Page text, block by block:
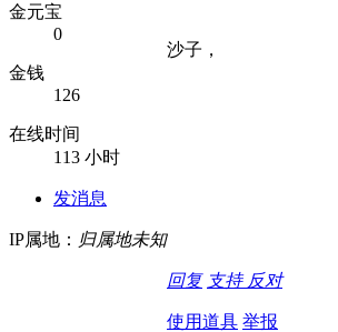
金元宝
0
金钱
126
在线时间
113 小时
发消息
IP属地： 归属地未知
沙子，
回复 支持 反对
使用道具 举报